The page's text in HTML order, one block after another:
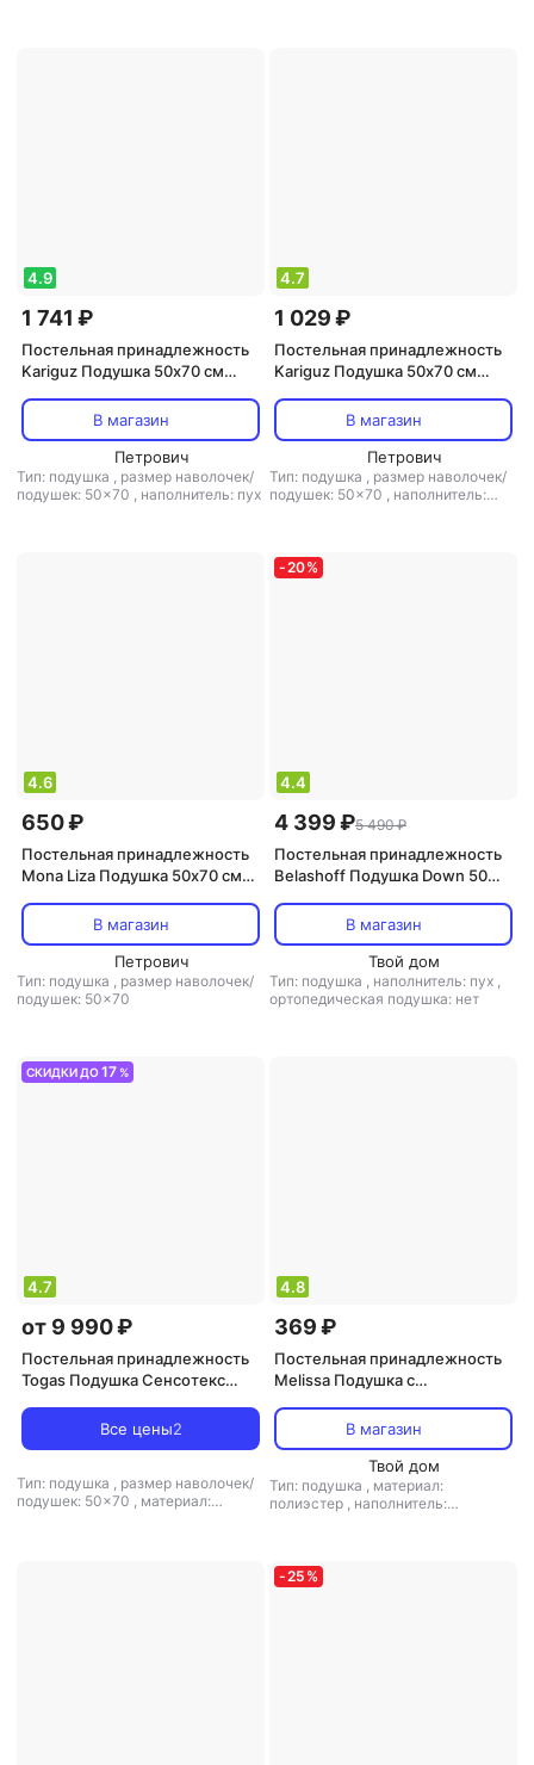
4.9
1 741 ₽
Постельная принадлежность
Kariguz Подушка 50х70 см
В магазин
Петрович
Тип: подушка , размер наволочек/
подушек: 50x70 , наполнитель: пух
4.7
1 029 ₽
Постельная принадлежность
Kariguz Подушка 50х70 см
В магазин
Петрович
Тип: подушка , размер наволочек/
подушек: 50x70 , наполнитель:
4.6
650 ₽
Постельная принадлежность
Mona Liza Подушка 50х70 см
4670093493322
В магазин
Петрович
Тип: подушка , размер наволочек/
подушек: 50x70
-20%
4.4
4 399 ₽5 490 ₽
Постельная принадлежность
Belashoff Подушка Down 50%
В магазин
Твой дом
Тип: подушка , наполнитель: пух ,
ортопедическая подушка: нет
СКИДКИ ДО17 %
4.7
от 9 990 ₽
Постельная принадлежность
Togas Подушка Сенсотекс
Все цены2
Тип: подушка , размер наволочек/
подушек: 50x70 , материал:
4.8
369 ₽
Постельная принадлежность
Melissa Подушка с
В магазин
Твой дом
Тип: подушка , материал:
полиэстер , наполнитель:
-25 %